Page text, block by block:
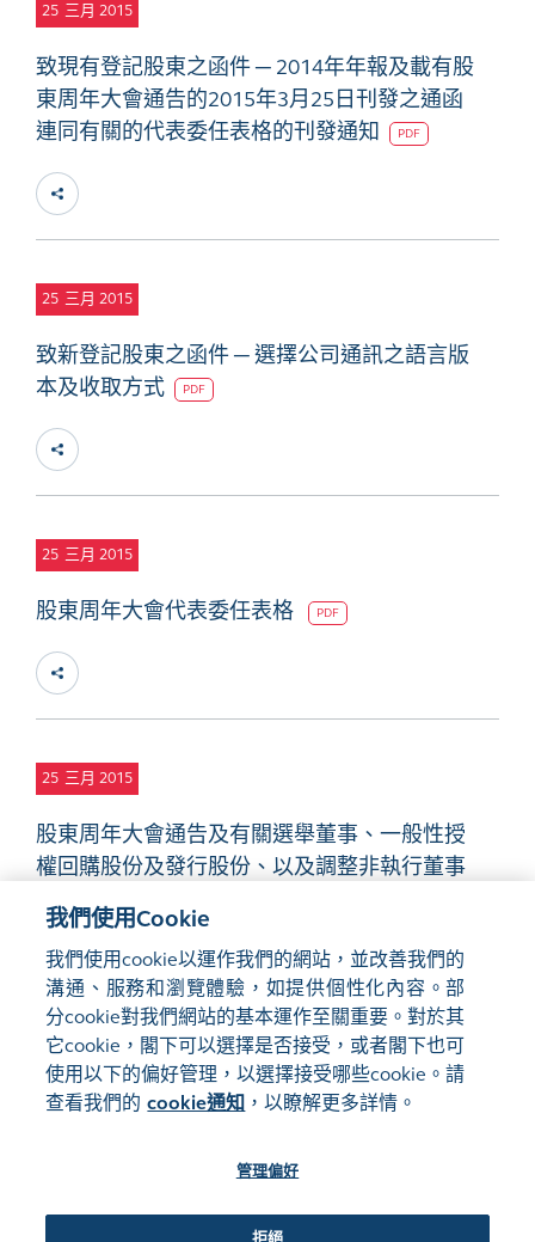
25 三月 2015
致現有登記股東之函件 ─ 2014年年報及載有股
東周年大會通告的2015年3月25日刊發之通函
連同有關的代表委任表格的刊發通知
PDF
25 三月 2015
致新登記股東之函件 ─ 選擇公司通訊之語言版
本及收取方式
PDF
25 三月 2015
股東周年大會代表委任表格 PDF
25 三月 2015
股東周年大會通告及有關選舉董事、一般性授
權回購股份及發行股份、以及調整非執行董事
酬金的建議
網站地圖
使用條款
我們使用Cookie
我們使用cookie以運作我們的網站，並改善我們的
溝通、服務和瀏覽體驗，如提供個性化內容。部
分cookie對我們網站的基本運作至關重要。對於其
它cookie，閣下可以選擇是否接受，或者閣下也可
使用以下的偏好管理，以選擇接受哪些cookie。請
查看我們的 cookie通知 ，以瞭解更多詳情。
管理偏好